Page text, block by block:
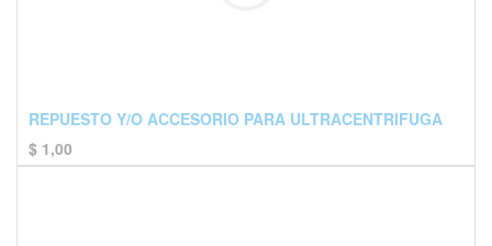
REPUESTO Y/O ACCESORIO PARA ULTRACENTRIFUGA
$ 1,00